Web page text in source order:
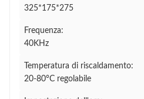
325*175*275
Frequenza:
40KHz
Temperatura di riscaldamento:
20-80°C regolabile